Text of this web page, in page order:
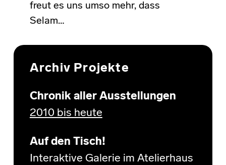
freut es uns umso mehr, dass
Selam…
Archiv Projekte
Chronik aller Ausstellungen
2010 bis heute
Auf den Tisch!
Interaktive Galerie im Atelierhaus